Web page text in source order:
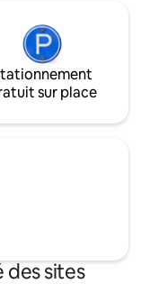
sur place
des sites